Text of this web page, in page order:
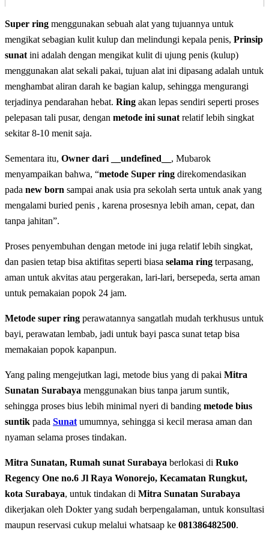
Super ring menggunakan sebuah alat yang tujuannya untuk
mengikat sebagian kulit kulup dan melindungi kepala penis, Prinsip
sunat ini adalah dengan mengikat kulit di ujung penis (kulup)
menggunakan alat sekali pakai, tujuan alat ini dipasang adalah untuk
menghambat aliran darah ke bagian kalup, sehingga mengurangi
terjadinya pendarahan hebat. Ring akan lepas sendiri seperti proses
pelepasan tali pusar, dengan metode ini sunat relatif lebih singkat
sekitar 8-10 menit saja.
Sementara itu, Owner dari __undefined__ , Mubarok
menyampaikan bahwa, “metode Super ring direkomendasikan
pada new born sampai anak usia pra sekolah serta untuk anak yang
mengalami buried penis , karena prosesnya lebih aman, cepat, dan
tanpa jahitan”.
Proses penyembuhan dengan metode ini juga relatif lebih singkat,
dan pasien tetap bisa aktifitas seperti biasa selama ring terpasang,
aman untuk akvitas atau pergerakan, lari-lari, bersepeda, serta aman
untuk pemakaian popok 24 jam.
Metode super ring perawatannya sangatlah mudah terkhusus untuk
bayi, perawatan lembab, jadi untuk bayi pasca sunat tetap bisa
memakaian popok kapanpun.
Yang paling mengejutkan lagi, metode bius yang di pakai Mitra
Sunatan Surabaya menggunakan bius tanpa jarum suntik,
sehingga proses bius lebih minimal nyeri di banding metode bius
suntik pada Sunat umumnya, sehingga si kecil merasa aman dan
nyaman selama proses tindakan.
Mitra Sunatan, Rumah sunat Surabaya berlokasi di Ruko
Regency One no.6 Jl Raya Wonorejo, Kecamatan Rungkut,
kota Surabaya, untuk tindakan di Mitra Sunatan Surabaya
dikerjakan oleh Dokter yang sudah berpengalaman, untuk konsultasi
maupun reservasi cukup melalui whatsaap ke 081386482500.